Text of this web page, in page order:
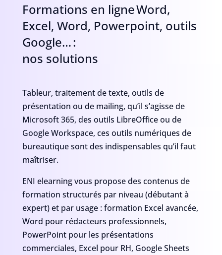
Formations en ligne Word,
Excel, Word, Powerpoint, outils
Google… :
nos solutions
Tableur, traitement de texte, outils de
présentation ou de mailing, qu’il s’agisse de
Microsoft 365, des outils LibreOffice ou de
Google Workspace, ces outils numériques de
bureautique sont des indispensables qu’il faut
maîtriser.
ENI elearning vous propose des contenus de
formation structurés par niveau (débutant à
expert) et par usage : formation Excel avancée,
Word pour rédacteurs professionnels,
PowerPoint pour les présentations
commerciales, Excel pour RH, Google Sheets